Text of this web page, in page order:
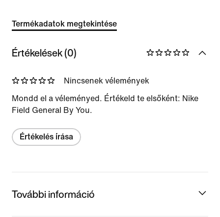
Termékadatok megtekintése
Értékelések (0)
Nincsenek vélemények
Mondd el a véleményed. Értékeld te elsőként: Nike
Field General By You.
Értékelés írása
További információ